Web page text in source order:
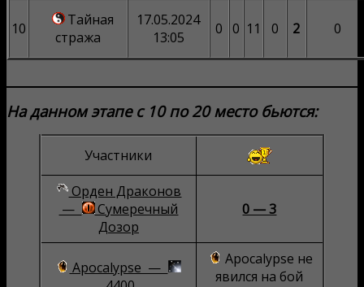
10
Тайная
стража
17.05.2024
13:05
0 0 11 0 2 0
На данном этапе с 10 по 20 место бьются:
Участники
Орден Драконов
—
Сумеречный
Дозор
0 — 3
Apocalypse —
Apocalypse не
явился на бой